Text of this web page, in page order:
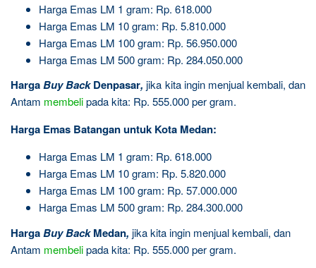
Harga Emas LM 1 gram: Rp. 618.000
Harga Emas LM 10 gram: Rp. 5.810.000
Harga Emas LM 100 gram: Rp. 56.950.000
Harga Emas LM 500 gram: Rp. 284.050.000
HargaBuy BackDenpasar, jika kita ingin menjual kembali, dan
Antam membelipada kita: Rp. 555.000 per gram.
Harga Emas Batangan untuk Kota Medan:
Harga Emas LM 1 gram: Rp. 618.000
Harga Emas LM 10 gram: Rp. 5.820.000
Harga Emas LM 100 gram: Rp. 57.000.000
Harga Emas LM 500 gram: Rp. 284.300.000
HargaBuy BackMedan, jika kita ingin menjual kembali, dan
Antam membelipada kita: Rp. 555.000 per gram.